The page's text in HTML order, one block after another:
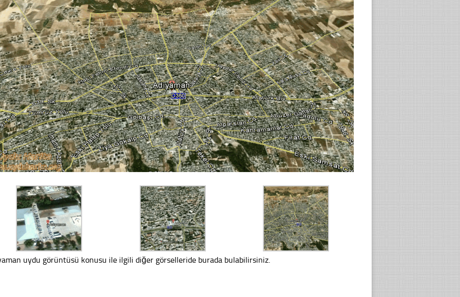
uydu görüntüsü konusu ile ilgili diğer görselleride burada bulabilirsiniz.